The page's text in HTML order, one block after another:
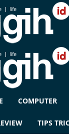
COMPUTER
TIPS